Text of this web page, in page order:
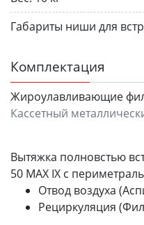
Габариты ниши для
Комплектация
Жироулавливающие
Кассетный
Вытяжка полновстью
50 MAX IX с
Отвод воздуха
Рециркуляция